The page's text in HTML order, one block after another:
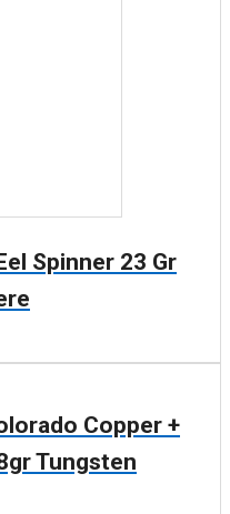
Spinner 23 Gr
Copper +
Tungsten